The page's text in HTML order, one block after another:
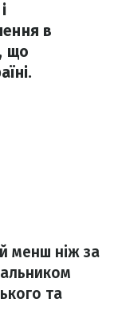
в
що
менш ніж за
та